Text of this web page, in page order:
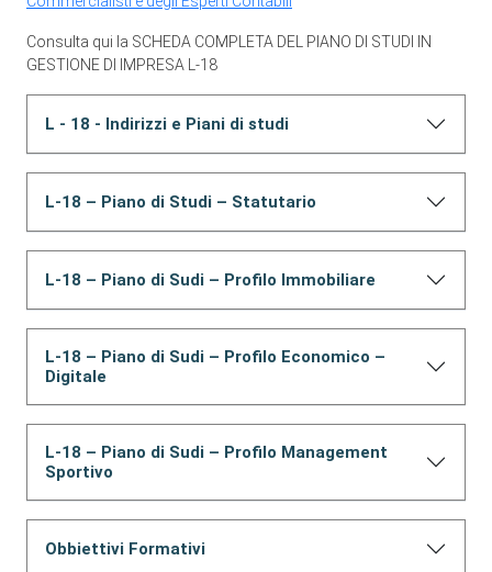
Consulta qui la SCHEDA COMPLETA DEL PIANO DI STUDI IN
GESTIONE DI IMPRESA L-18
L - 18 - Indirizzi e Piani di studi
L-18 – Piano di Studi – Statutario
L-18 – Piano di Sudi – Profilo Immobiliare
L-18 – Piano di Sudi – Profilo Economico –
Digitale
L-18 – Piano di Sudi – Profilo Management
Sportivo
Obbiettivi Formativi